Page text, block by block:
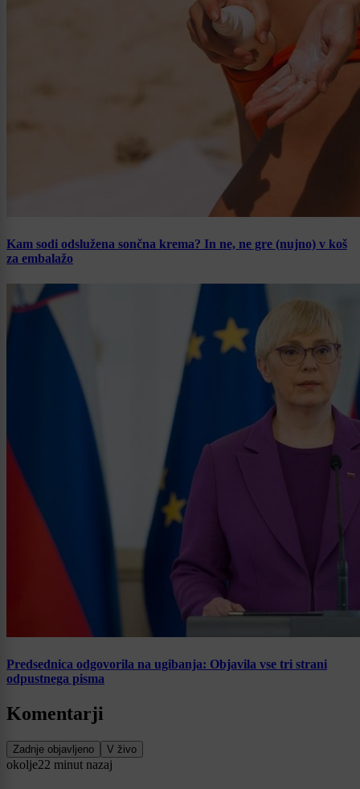
Kam sodi odslužena sončna krema? In ne, ne gre (nujno) v koš
za embalažo
Predsednica odgovorila na ugibanja: Objavila vse tri strani
odpustnega pisma
Komentarji
Zadnje objavljeno V živo
okolje22 minut nazaj